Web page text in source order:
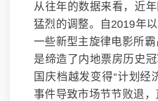
从往年的数据来看，近
猛烈的调整。自2019年
一些新型主旋律电影所
是缔造了内地票房历史冠
国庆档越发变得“计划经
事件导致市场节节败退